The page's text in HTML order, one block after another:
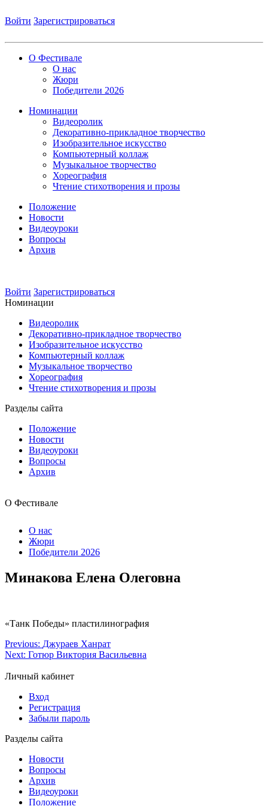
Войти Зарегистрироваться
О Фестивале
О нас
Жюри
Победители 2026
Номинации
Видеоролик
Декоративно-прикладное творчество
Изобразительное искусство
Компьютерный коллаж
Музыкальное творчество
Хореография
Чтение стихотворения и прозы
Положение
Новости
Видеоуроки
Вопросы
Архив
Войти Зарегистрироваться
Номинации
Видеоролик
Декоративно-прикладное творчество
Изобразительное искусство
Компьютерный коллаж
Музыкальное творчество
Хореография
Чтение стихотворения и прозы
Разделы сайта
Положение
Новости
Видеоуроки
Вопросы
Архив
О Фестивале
О нас
Жюри
Победители 2026
Минакова Елена Олеговна
«Танк Победы» пластилинография
Previous: Джураев Ханрат
Next: Готюр Виктория Васильевна
Личный кабинет
Вход
Регистрация
Забыли пароль
Разделы сайта
Новости
Вопросы
Архив
Видеоуроки
Положение